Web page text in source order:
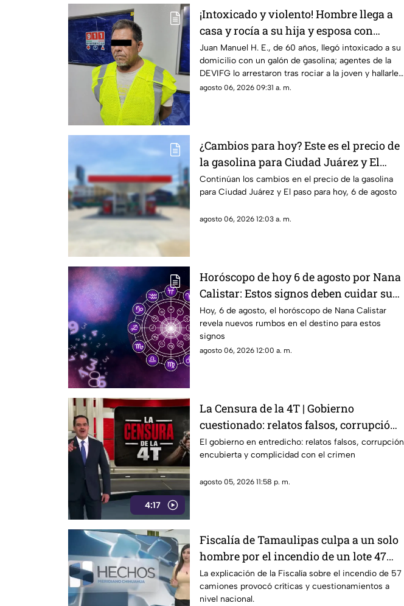
¡Intoxicado y violento! Hombre llega a
casa y rocía a su hija y esposa con
gasolina para intentar matarlas
Juan Manuel H. E., de 60 años, llegó intoxicado a su
domicilio con un galón de gasolina; agentes de la
DEVIFG lo arrestaron tras rociar a la joven y hallarle
dosis de cristal
agosto 06, 2026 09:31 a. m.
¿Cambios para hoy? Este es el precio de
la gasolina para Ciudad Juárez y El
Paso
Continúan los cambios en el precio de la gasolina
para Ciudad Juárez y El paso para hoy, 6 de agosto
agosto 06, 2026 12:03 a. m.
Horóscopo de hoy 6 de agosto por Nana
Calistar: Estos signos deben cuidar su
SALUD
Hoy, 6 de agosto, el horóscopo de Nana Calistar
revela nuevos rumbos en el destino para estos
signos
agosto 06, 2026 12:00 a. m.
4:17
La Censura de la 4T | Gobierno
cuestionado: relatos falsos, corrupción
encubierta y complicidad
El gobierno en entredicho: relatos falsos, corrupción
encubierta y complicidad con el crimen
agosto 05, 2026 11:58 p. m.
Fiscalía de Tamaulipas culpa a un solo
hombre por el incendio de un lote 47
camiones de papitas
La explicación de la Fiscalía sobre el incendio de 57
camiones provocó críticas y cuestionamientos a
nivel nacional.